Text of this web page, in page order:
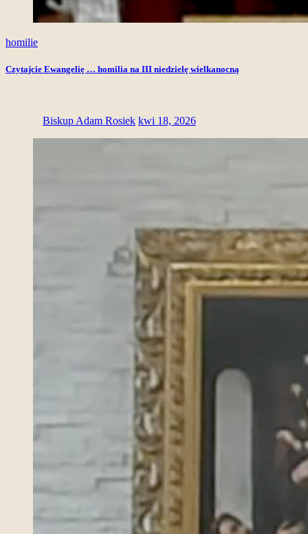
homilie
Czytajcie Ewangelię … homilia na III niedzielę wielkanocną
Biskup Adam Rosiek kwi 18, 2026